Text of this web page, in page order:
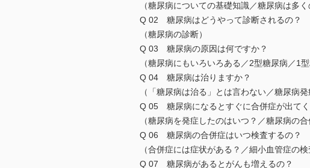
（糖尿病についての基礎知識／糖尿病は多
Q 02 糖尿病はどうやって診断されるの？
（糖尿病の診断）
Q 03 糖尿病の原因は何ですか？
（糖尿病にもいろいろある／2型糖尿病／1
Q 04 糖尿病は治りますか？
（「糖尿病は治る」とは言わない／糖尿病
Q 05 糖尿病になるとすぐに合併症が出てく
（糖尿病を発症したのはいつ？／糖尿病の
Q 06 糖尿病の合併症はいつ検査するの？
（合併症には症状がある？／細小血管症の検
Q 07 糖尿病があるとがんも増えるの？